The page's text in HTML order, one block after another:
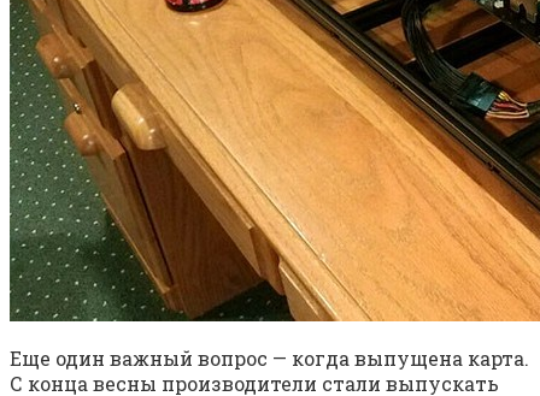
Еще один важный вопрос — когда выпущена карта.
С конца весны производители стали выпускать